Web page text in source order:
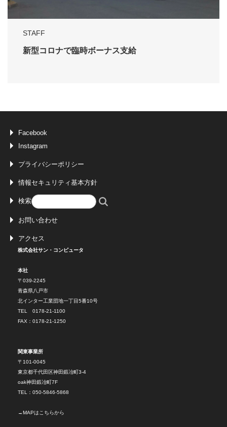
STAFF
新型コロナで臨時ボーナス支給
Facebook
Instagram
プライバシーポリシー
情報セキュリティ基本方針
検索
お問い合わせ
アクセス
株式会社サン・コンピュータ
本社
〒039-2245
青森県八戸市
北インター工業団地一丁目5番10号
TEL 0178-21-1100
FAX：0178-21-1250
関東事業所
〒101-0045
東京都千代田区神田鍛冶町3-4
oak神田鍛冶町7F
TEL：050-5846-5868
→MAPはこちらから